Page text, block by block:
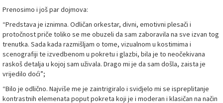
Prenosimo i još par dojmova:
“Predstava je iznimna. Odličan orkestar, divni, emotivni plesači i
protočnost priče toliko se me obuzeli da sam zaboravila na sve izvan tog
trenutka. Sada kada razmišljam o tome, vizualnom u kostimima i
scenografiji te izvedbenom u pokretu i glazbi, bila je to neočekivana
raskoš detalja u kojoj sam uživala. Drago mi je da sam došla, zaista je
vrijedilo doći”;
“Bilo je odlično. Najviše me je zaintrigiralo i svidjelo mi se ispreplitanje
kontrastnih elemenata poput pokreta koji je i moderan i klasičan na način